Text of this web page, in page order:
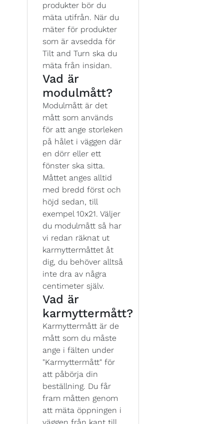
produkter bör du
mäta utifrån. När du
mäter för produkter
som är avsedda för
Tilt and Turn ska du
mäta från insidan.
Vad är
modulmått?
Modulmått är det
mått som används
för att ange storleken
på hålet i väggen där
en dörr eller ett
fönster ska sitta.
Måttet anges alltid
med bredd först och
höjd sedan, till
exempel 10x21. Väljer
du modulmått så har
vi redan räknat ut
karmyttermåttet åt
dig, du behöver alltså
inte dra av några
centimeter själv.
Vad är
karmyttermått?
Karmyttermått är de
mått som du måste
ange i fälten under
"Karmyttermått" för
att påbörja din
beställning. Du får
fram måtten genom
att mäta öppningen i